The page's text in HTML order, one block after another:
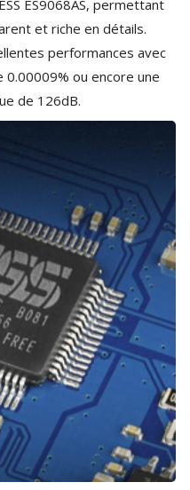
ES9068AS, permettant
et riche en détails.
performances avec
ou encore une
de 126dB.